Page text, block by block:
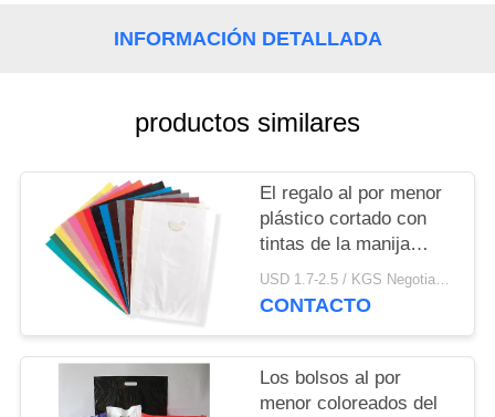
PRIVACY
POLICY
INFORMACIÓN DETALLADA
productos similares
El regalo al por menor
plástico cortado con
tintas de la manija
empaqueta el material
del LDPE para hacer
USD 1.7-2.5 / KGS Negotiable MOQ:1000kgs
CONTACTO
Los bolsos al por
menor coloreados del